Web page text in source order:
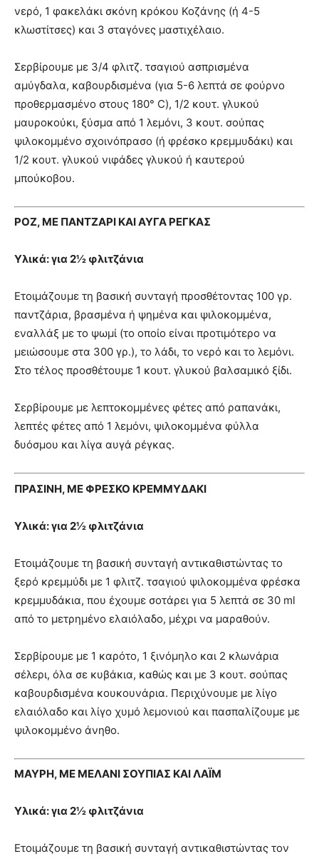
νερό, 1 φακελάκι σκόνη κρόκου Κοζάνης (ή 4-5
κλωστίτσες) και 3 σταγόνες μαστιχέλαιο.
Σερβίρουμε με 3/4 φλιτζ. τσαγιού ασπρισμένα
αμύγδαλα, καβουρδισμένα (για 5-6 λεπτά σε φούρνο
προθερμασμένο στους 180° C), 1/2 κουτ. γλυκού
μαυροκούκι, ξύσμα από 1 λεμόνι, 3 κουτ. σούπας
ψιλοκομμένο σχοινόπρασο (ή φρέσκο κρεμμυδάκι) και
1/2 κουτ. γλυκού νιφάδες γλυκού ή καυτερού
μπούκοβου.
ΡΟΖ, ΜΕ ΠΑΝΤΖΑΡΙ ΚΑΙ ΑΥΓΑ ΡΕΓΚΑΣ
Υλικά: για 2½ φλιτζάνια
Ετοιμάζουμε τη βασική συνταγή προσθέτοντας 100 γρ.
παντζάρια, βρασμένα ή ψημένα και ψιλοκομμένα,
εναλλάξ με το ψωμί (το οποίο είναι προτιμότερο να
μειώσουμε στα 300 γρ.), το λάδι, το νερό και το λεμόνι.
Στο τέλος προσθέτουμε 1 κουτ. γλυκού βαλσαμικό ξίδι.
Σερβίρουμε με λεπτοκομμένες φέτες από ραπανάκι,
λεπτές φέτες από 1 λεμόνι, ψιλοκομμένα φύλλα
δυόσμου και λίγα αυγά ρέγκας.
ΠΡΑΣΙΝΗ, ΜΕ ΦΡΕΣΚΟ ΚΡΕΜΜΥΔΑΚΙ
Υλικά: για 2½ φλιτζάνια
Ετοιμάζουμε τη βασική συνταγή αντικαθιστώντας το
ξερό κρεμμύδι με 1 φλιτζ. τσαγιού ψιλοκομμένα φρέσκα
κρεμμυδάκια, που έχουμε σοτάρει για 5 λεπτά σε 30 ml
από το μετρημένο ελαιόλαδο, μέχρι να μαραθούν.
Σερβίρουμε με 1 καρότο, 1 ξινόμηλο και 2 κλωνάρια
σέλερι, όλα σε κυβάκια, καθώς και με 3 κουτ. σούπας
καβουρδισμένα κουκουνάρια. Περιχύνουμε με λίγο
ελαιόλαδο και λίγο χυμό λεμονιού και πασπαλίζουμε με
ψιλοκομμένο άνηθο.
ΜΑΥΡΗ, ΜΕ ΜΕΛΑΝΙ ΣΟΥΠΙΑΣ ΚΑΙ ΛΑΪΜ
Υλικά: για 2½ φλιτζάνια
Ετοιμάζουμε τη βασική συνταγή αντικαθιστώντας τον